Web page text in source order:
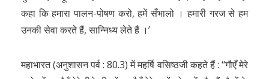
कहा कि हमारा पालन-पोषण करो, हमें सँभालो । हमारी गरज से हम
उनकी सेवा करते हैं, सान्निध्य लेते हैं ।’
महाभारत (अनुशासन पर्व : 80.3) में महर्षि वसिष्ठजी कहते हैं : ‘‘गौएँ मेरे